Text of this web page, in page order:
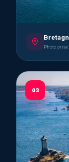
Photo
03